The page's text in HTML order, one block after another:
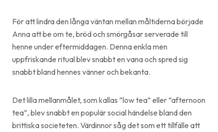
För att lindra den långa väntan mellan måltiderna började
Anna att be om te, bröd och smörgåsar serverade till
henne under eftermiddagen. Denna enkla men
uppfriskande ritual blev snabbt en vana och spred sig
snabbt bland hennes vänner och bekanta.
Det lilla mellanmålet, som kallas ”low tea” eller ”afternoon
tea”, blev snabbt en populär social händelse bland den
brittiska societeten. Värdinnor såg det som ett tillfälle att